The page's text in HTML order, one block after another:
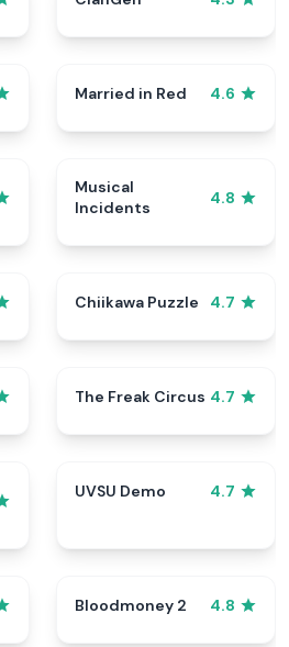
Married in Red 4.6
Musical
Incidents
4.8
Chiikawa Puzzle 4.7
The Freak Circus 4.7
UVSU Demo 4.7
Bloodmoney 2 4.8